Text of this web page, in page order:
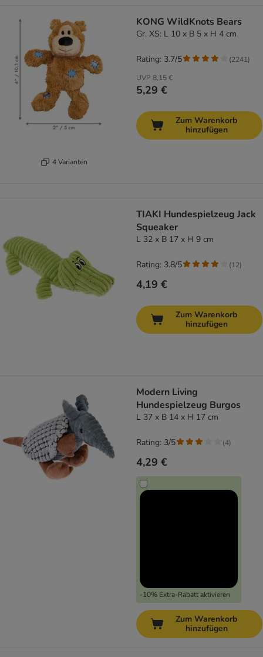
4 Varianten
KONG WildKnots Bears
Gr. XS: L 10 x B 5 x H 4 cm
UVP 8,15 €
5,29 €
Rating: 3.7/5 (2241)
Zum Warenkorb
hinzufügen
TIAKI Hundespielzeug Jack
Squeaker
L 32 x B 17 x H 9 cm
4,19 €
Rating: 3.8/5 (12)
Zum Warenkorb
hinzufügen
Modern Living
Hundespielzeug Burgos
L 37 x B 14 x H 17 cm
4,29 €
-10% Extra-Rabatt aktivieren
Rating: 3/5 (4)
Zum Warenkorb
hinzufügen